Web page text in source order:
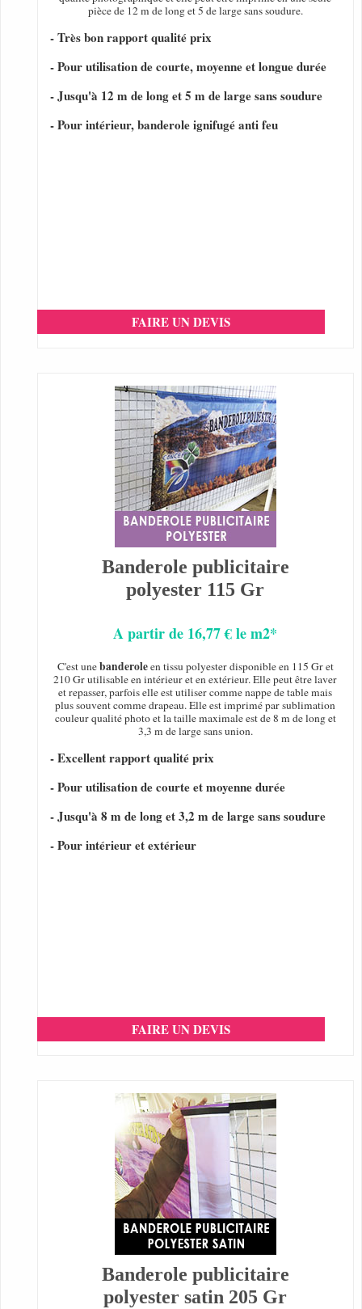
pièce de 12 m de long et 5 de large sans soudure.
- Très bon rapport qualité prix
- Pour utilisation de courte, moyenne et longue durée
- Jusqu'à 12 m de long et 5 m de large sans soudure
- Pour intérieur, banderole ignifugé anti feu
FAIRE UN DEVIS
Banderole publicitaire
polyester 115 Gr
A partir de 16,77 € le m2*
C'est unebanderoleen tissu polyester disponible en 115 Gr et
210 Gr utilisable en intérieur et en extérieur. Elle peut être laver
et repasser, parfois elle est utiliser comme nappe de table mais
plus souvent comme drapeau. Elle est imprimé par sublimation
couleur qualité photo et la taille maximale est de 8 m de long et
3,3 m de large sans union.
- Excellent rapport qualité prix
- Pour utilisation de courte et moyenne durée
- Jusqu'à 8 m de long et 3,2 m de large sans soudure
- Pour intérieur et extérieur
FAIRE UN DEVIS
Banderole publicitaire
polyester satin 205 Gr